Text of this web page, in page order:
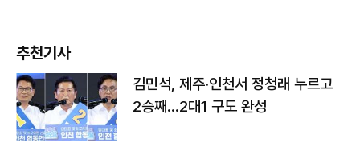
추천기사
김민석, 제주·인천서 정청래 누르고
2승째…2대1 구도 완성